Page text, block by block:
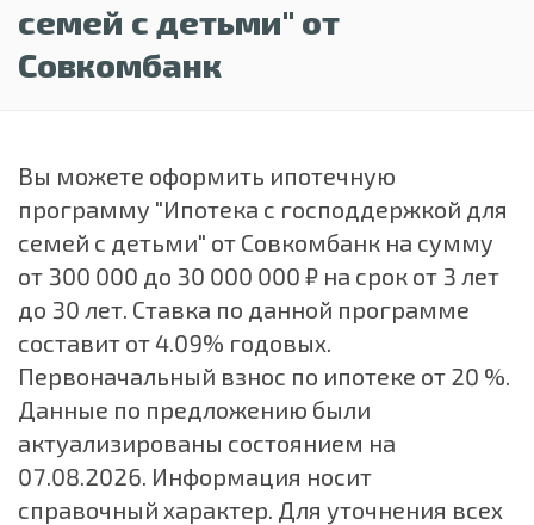
семей с детьми" от
Совкомбанк
Вы можете оформить ипотечную
программу "Ипотека с господдержкой для
семей с детьми" от Совкомбанк на сумму
от 300 000 до 30 000 000 ₽ на срок от 3 лет
до 30 лет. Ставка по данной программе
составит от 4.09% годовых.
Первоначальный взнос по ипотеке от 20 %.
Данные по предложению были
актуализированы состоянием на
07.08.2026. Информация носит
справочный характер. Для уточнения всех